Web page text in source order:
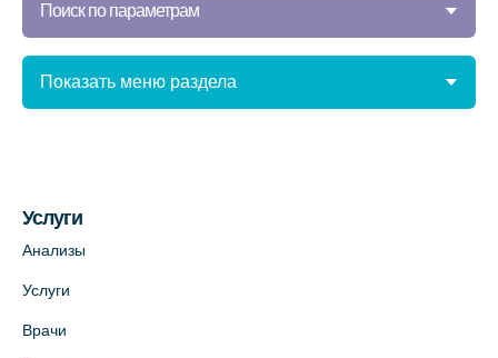
Поиск по параметрам
Показать меню раздела
Услуги
Анализы
Услуги
Врачи